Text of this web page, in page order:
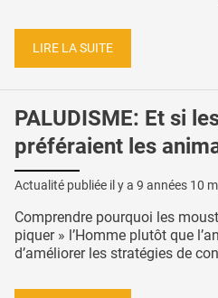
LIRE LA SUITE
PALUDISME: Et si
préféraient les
Actualité publiée il y a 9 années 10
Comprendre pourquoi les
piquer » l’Homme plutôt que
d’améliorer les stratégies de